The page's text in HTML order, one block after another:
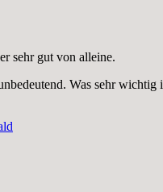
sehr gut von alleine.
Was sehr